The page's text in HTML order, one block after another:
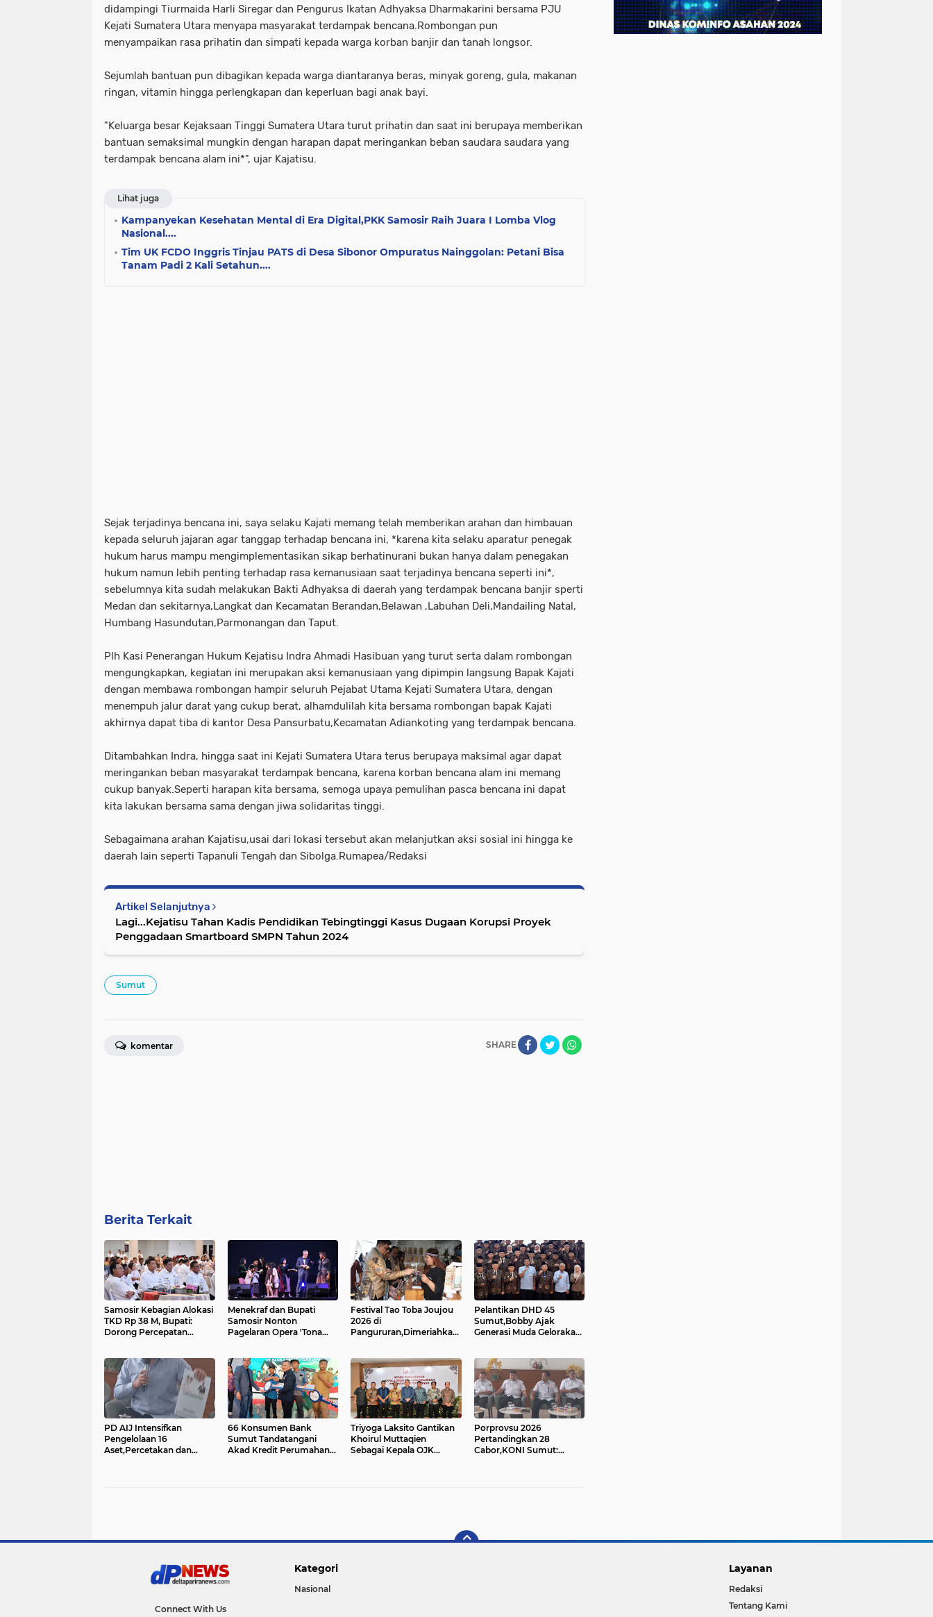
didampingi Tiurmaida Harli Siregar dan Pengurus Ikatan Adhyaksa Dharmakarini bersama PJU
Kejati Sumatera Utara menyapa masyarakat terdampak bencana.Rombongan pun
menyampaikan rasa prihatin dan simpati kepada warga korban banjir dan tanah longsor.
Sejumlah bantuan pun dibagikan kepada warga diantaranya beras, minyak goreng, gula, makanan
ringan, vitamin hingga perlengkapan dan keperluan bagi anak bayi.
"Keluarga besar Kejaksaan Tinggi Sumatera Utara turut prihatin dan saat ini berupaya memberikan
bantuan semaksimal mungkin dengan harapan dapat meringankan beban saudara saudara yang
terdampak bencana alam ini*", ujar Kajatisu.
Lihat juga
Kampanyekan Kesehatan Mental di Era Digital,PKK Samosir Raih Juara I Lomba Vlog
Nasional....
Tim UK FCDO Inggris Tinjau PATS di Desa Sibonor Ompuratus Nainggolan: Petani Bisa
Tanam Padi 2 Kali Setahun....
Sejak terjadinya bencana ini, saya selaku Kajati memang telah memberikan arahan dan himbauan
kepada seluruh jajaran agar tanggap terhadap bencana ini, *karena kita selaku aparatur penegak
hukum harus mampu mengimplementasikan sikap berhatinurani bukan hanya dalam penegakan
hukum namun lebih penting terhadap rasa kemanusiaan saat terjadinya bencana seperti ini*,
sebelumnya kita sudah melakukan Bakti Adhyaksa di daerah yang terdampak bencana banjir sperti
Medan dan sekitarnya,Langkat dan Kecamatan Berandan,Belawan ,Labuhan Deli,Mandailing Natal,
Humbang Hasundutan,Parmonangan dan Taput.
Plh Kasi Penerangan Hukum Kejatisu Indra Ahmadi Hasibuan yang turut serta dalam rombongan
mengungkapkan, kegiatan ini merupakan aksi kemanusiaan yang dipimpin langsung Bapak Kajati
dengan membawa rombongan hampir seluruh Pejabat Utama Kejati Sumatera Utara, dengan
menempuh jalur darat yang cukup berat, alhamdulilah kita bersama rombongan bapak Kajati
akhirnya dapat tiba di kantor Desa Pansurbatu,Kecamatan Adiankoting yang terdampak bencana.
Ditambahkan Indra, hingga saat ini Kejati Sumatera Utara terus berupaya maksimal agar dapat
meringankan beban masyarakat terdampak bencana, karena korban bencana alam ini memang
cukup banyak.Seperti harapan kita bersama, semoga upaya pemulihan pasca bencana ini dapat
kita lakukan bersama sama dengan jiwa solidaritas tinggi.
Sebagaimana arahan Kajatisu,usai dari lokasi tersebut akan melanjutkan aksi sosial ini hingga ke
daerah lain seperti Tapanuli Tengah dan Sibolga.Rumapea/Redaksi
Artikel Selanjutnya
Lagi...Kejatisu Tahan Kadis Pendidikan Tebingtinggi Kasus Dugaan Korupsi Proyek
Penggadaan Smartboard SMPN Tahun 2024
Sumut
SHARE
komentar
Berita Terkait
Samosir Kebagian Alokasi
TKD Rp 38 M, Bupati:
Dorong Percepatan
Menekraf dan Bupati
Samosir Nonton
Pagelaran Opera 'Tona
House
Festival Tao Toba Joujou
2026 di
Pangururan,Dimeriahkan
Pelantikan DHD 45
Sumut,Bobby Ajak
Generasi Muda Gelorakan
PD AIJ Intensifkan
Pengelolaan 16
Aset,Percetakan dan
66 Konsumen Bank
Sumut Tandatangani
Akad Kredit Perumahan
Triyoga Laksito Gantikan
Khoirul Muttaqien
Sebagai Kepala OJK
Porprovsu 2026
Pertandingkan 28
Cabor,KONI Sumut:
Connect With Us
Kategori
Nasional
Layanan
Redaksi
Tentang Kami